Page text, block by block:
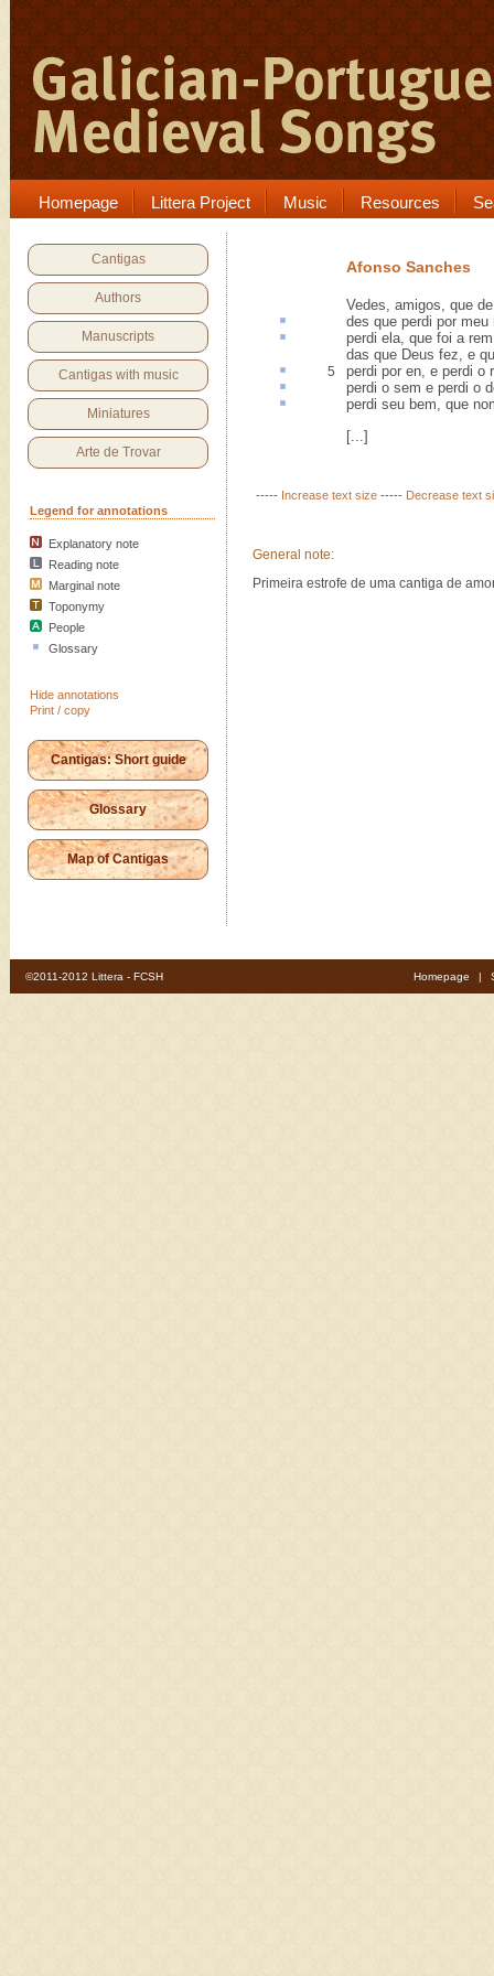
Homepage Littera Project Music Resources
Cantigas
Authors
Manuscripts
Cantigas with music
Miniatures
Arte de Trovar
Legend for annotations
Explanatory note
Reading note
Marginal note
Toponymy
People
Glossary
Hide annotations
Print / copy
Cantigas: Short guide
Glossary
Map of Cantigas
Afonso Sanches
Vedes, amigos, que
des que perdi por
perdi ela, que foi a rem
das que Deus fez, e
5 perdi por en, e perdi o
perdi o sem e perdi o
perdi seu bem, que
[...]
----- Increase text size ----- Decrease text
General note:
Primeira estrofe de uma cantiga de
©2011-2012 Littera - FCSH Homepage |